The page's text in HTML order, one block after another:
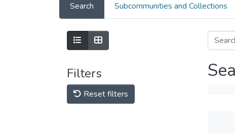
Search Subcommunities and Collections
Filters
Reset filters